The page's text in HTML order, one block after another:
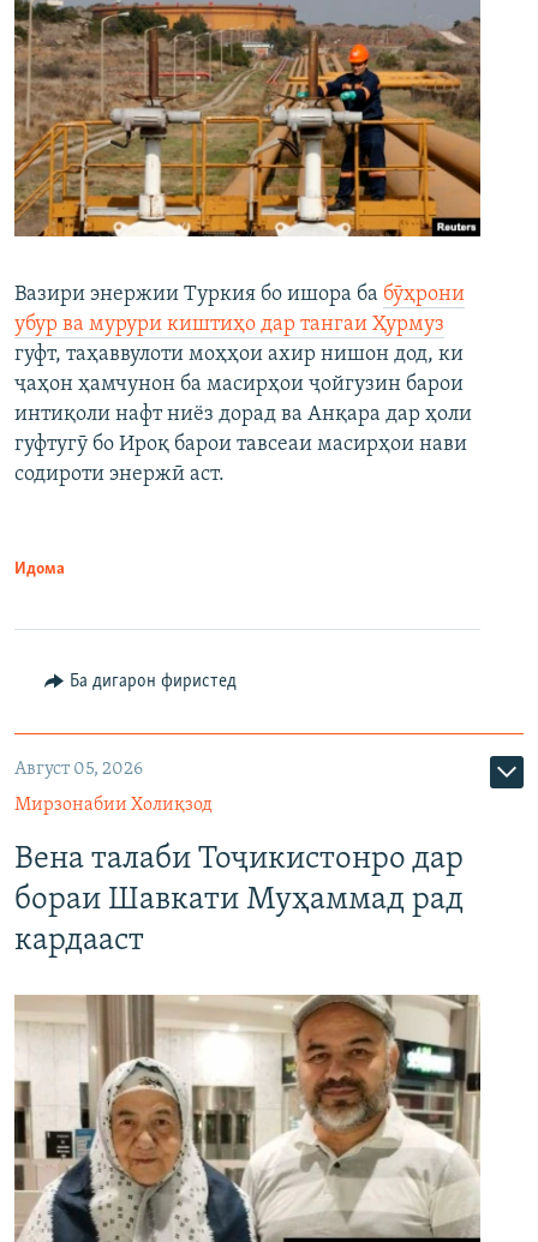
Вазири энержии Туркия бо ишора ба бӯҳрони
убур ва мурури киштиҳо дар тангаи Ҳурмуз
гуфт, таҳаввулоти моҳҳои ахир нишон дод, ки
ҷаҳон ҳамчунон ба масирҳои ҷойгузин барои
интиқоли нафт ниёз дорад ва Анқара дар ҳоли
гуфтугӯ бо Ироқ барои тавсеаи масирҳои нави
содироти энержӣ аст.
Идома
Ба дигарон фиристед
Август 05, 2026
Мирзонабии Холиқзод
Вена талаби Тоҷикистонро дар
бораи Шавкати Муҳаммад рад
кардааст